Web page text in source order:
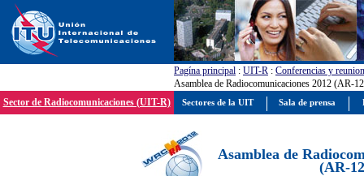
Pagína principal : UIT-R : Conferencias y
Asamblea de Radiocomunicaciones 2012 (AR-
Sector de Radiocomunicaciones (UIT-R)
Asamblea de
(AR-
Sectores de la UIT Sala de prensa